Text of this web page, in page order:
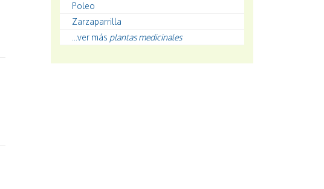
Poleo
Zarzaparrilla
...ver más plantas medicinales